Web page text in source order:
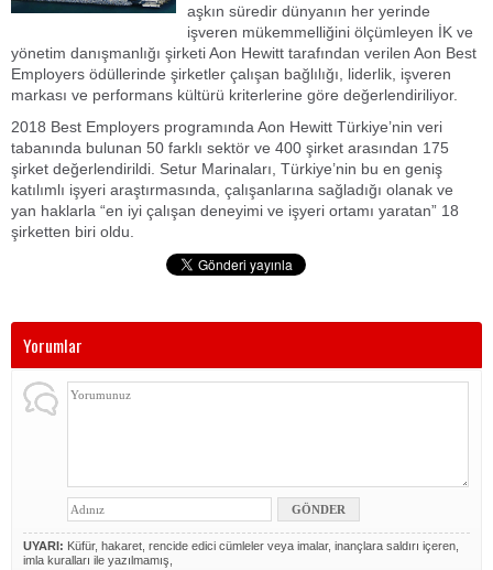
aşkın süredir dünyanın her yerinde
işveren mükemmelliğini ölçümleyen İK ve
yönetim danışmanlığı şirketi Aon Hewitt tarafından verilen Aon Best
Employers ödüllerinde şirketler çalışan bağlılığı, liderlik, işveren
markası ve performans kültürü kriterlerine göre değerlendiriliyor.
2018 Best Employers programında Aon Hewitt Türkiye’nin veri
tabanında bulunan 50 farklı sektör ve 400 şirket arasından 175
şirket değerlendirildi. Setur Marinaları, Türkiye’nin bu en geniş
katılımlı işyeri araştırmasında, çalışanlarına sağladığı olanak ve
yan haklarla “en iyi çalışan deneyimi ve işyeri ortamı yaratan” 18
şirketten biri oldu.
Yorumlar
UYARI: Küfür, hakaret, rencide edici cümleler veya imalar, inançlara saldırı içeren,
imla kuralları ile yazılmamış,